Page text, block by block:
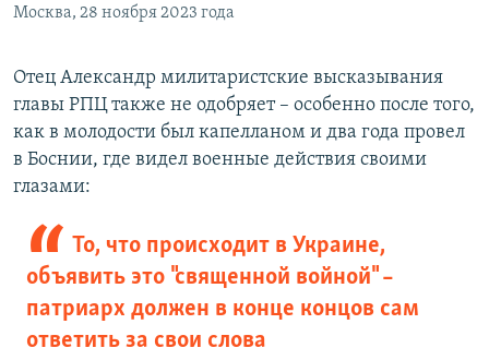
Москва, 28 ноября 2023 года
Отец Александр милитаристские высказывания
главы РПЦ также не одобряет – особенно после того,
как в молодости был капелланом и два года провел
в Боснии, где видел военные действия своими
глазами:
То, что происходит в Украине,
объявить это "священной войной" –
патриарх должен в конце концов сам
ответить за свои слова